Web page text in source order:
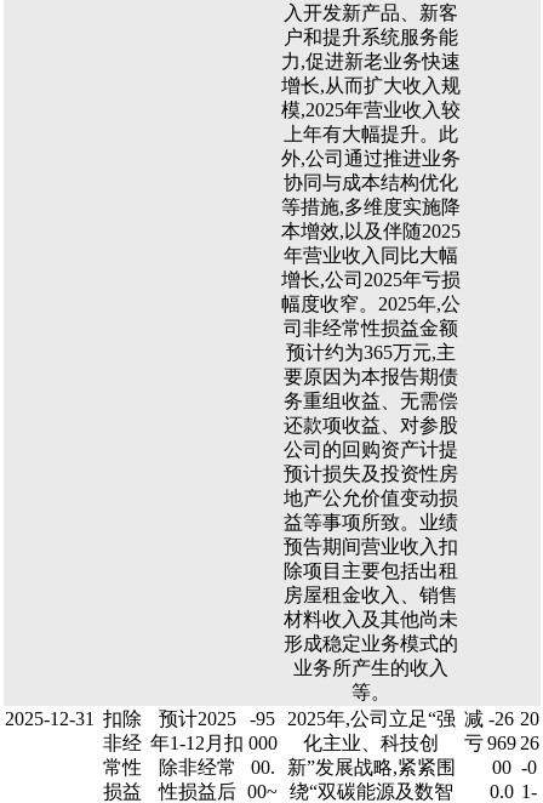
入开发新产品、新客
户和提升系统服务能
力,促进新老业务快速
增长,从而扩大收入规
模,2025年营业收入较
上年有大幅提升。此
外,公司通过推进业务
协同与成本结构优化
等措施,多维度实施降
本增效,以及伴随2025
年营业收入同比大幅
增长,公司2025年亏损
幅度收窄。2025年,公
司非经常性损益金额
预计约为365万元,主
要原因为本报告期债
务重组收益、无需偿
还款项收益、对参股
公司的回购资产计提
预计损失及投资性房
地产公允价值变动损
益等事项所致。业绩
预告期间营业收入扣
除项目主要包括出租
房屋租金收入、销售
材料收入及其他尚未
形成稳定业务模式的
业务所产生的收入
等。
2025-12-31 扣除
非经
常性
损益
预计2025
年1-12月扣
除非经常
性损益后
-95
000
00.
00~
2025年,公司立足“强
化主业、科技创
新”发展战略,紧紧围
绕“双碳能源及数智
减
亏
-26
969
00
0.0
20
26
-0
1-